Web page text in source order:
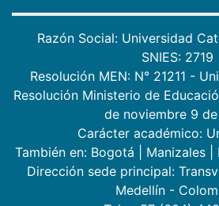
Razón Social: Universidad
SNIES: 2719
Resolución MEN: N° 21211 -
Resolución Ministerio de
de noviembre 9
Carácter académico:
También en: Bogotá Manizales
Dirección sede principal:
Medellín -